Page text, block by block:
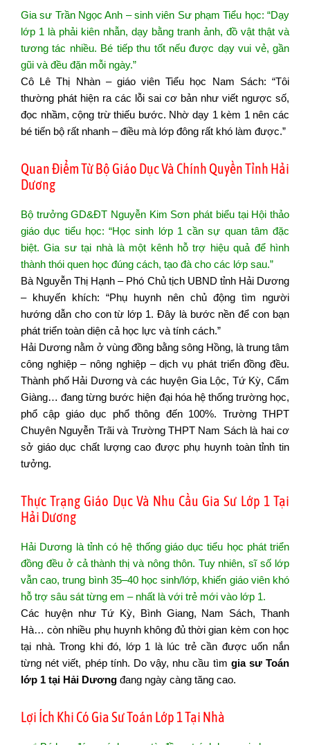
Gia sư Trần Ngọc Anh – sinh viên Sư phạm Tiểu học: “Dạy
lớp 1 là phải kiên nhẫn, dạy bằng tranh ảnh, đồ vật thật và
tương tác nhiều. Bé tiếp thu tốt nếu được dạy vui vẻ, gần
gũi và đều đặn mỗi ngày.”
Cô Lê Thị Nhàn – giáo viên Tiểu học Nam Sách: “Tôi
thường phát hiện ra các lỗi sai cơ bản như viết ngược số,
đọc nhầm, cộng trừ thiếu bước. Nhờ dạy 1 kèm 1 nên các
bé tiến bộ rất nhanh – điều mà lớp đông rất khó làm được.”
Quan Điểm Từ Bộ Giáo Dục Và Chính Quyền Tỉnh Hải
Dương
Bộ trưởng GD&ĐT Nguyễn Kim Sơn phát biểu tại Hội thảo
giáo dục tiểu học: “Học sinh lớp 1 cần sự quan tâm đặc
biệt. Gia sư tại nhà là một kênh hỗ trợ hiệu quả để hình
thành thói quen học đúng cách, tạo đà cho các lớp sau.”
Bà Nguyễn Thị Hạnh – Phó Chủ tịch UBND tỉnh Hải Dương
– khuyến khích: “Phụ huynh nên chủ động tìm người
hướng dẫn cho con từ lớp 1. Đây là bước nền để con bạn
phát triển toàn diện cả học lực và tính cách.”
Hải Dương nằm ở vùng đồng bằng sông Hồng, là trung tâm
công nghiệp– nông nghiệp – dịchvụ pháttriển đồng đều.
Thành phốHải Dươngvà các huyện Gia Lộc, Tứ Kỳ,Cẩm
Giàng…đangtừng bước hiện đại hóa hệthốngtrường học,
phổ cập giáodục phổ thông đến 100%. Trường THPT
Chuyên Nguyễn Trãi và Trường THPT Nam Sáchlà hai cơ
sở giáo dục chất lượng cao được phụ huynh toàn tỉnh tin
tưởng.
Thực Trạng Giáo Dục Và Nhu Cầu Gia Sư Lớp 1 Tại
Hải Dương
Hải Dương là tỉnh có hệ thống giáo dục tiểu học phát triển
đồng đều ở cả thành thị và nông thôn. Tuy nhiên, sĩ số lớp
vẫn cao, trung bình 35–40 học sinh/lớp, khiến giáo viên khó
hỗ trợ sâu sát từng em – nhất là với trẻ mới vào lớp 1.
Các huyện như Tứ Kỳ, Bình Giang, Nam Sách, Thanh
Hà… còn nhiều phụ huynh không đủ thời gian kèm con học
tại nhà. Trong khi đó, lớp 1 là lúc trẻ cần được uốn nắn
từng nét viết, phép tính. Do vậy, nhu cầu tìm gia sư Toán
lớp 1 tại Hải Dương đang ngày càng tăng cao.
Lợi Ích Khi Có Gia Sư Toán Lớp 1 Tại Nhà